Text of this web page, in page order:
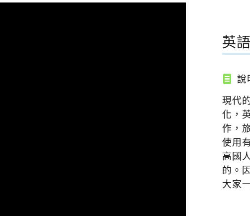
英
說
現代
化，
作，
使用
高國
的。
大家